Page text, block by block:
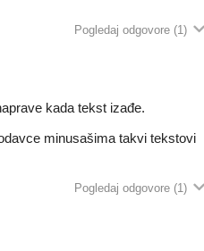
Pogledaj odgovore (1)
kada tekst izađe.
minusašima takvi tekstovi
Pogledaj odgovore (1)